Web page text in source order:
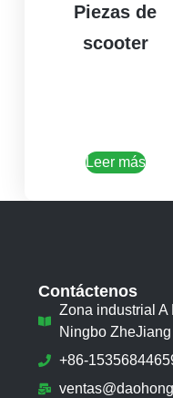
Piezas de
scooter
Leer más
Contáctenos
Zona industrial
Ningbo
+86-